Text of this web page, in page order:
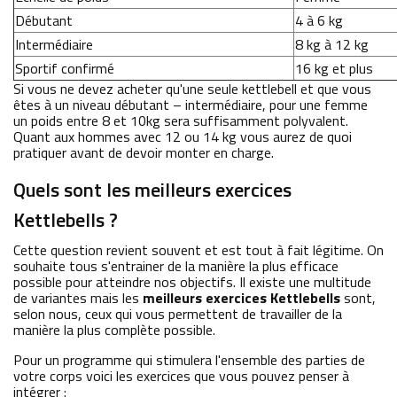
Débutant
4 à 6 kg
Intermédiaire
8 kg à 12 kg
Sportif confirmé
16 kg et plus
Si vous ne devez acheter qu'une seule kettlebell et que vous
êtes à un niveau débutant – intermédiaire, pour une femme
un poids entre 8 et 10kg sera suffisamment polyvalent.
Quant aux hommes avec 12 ou 14 kg vous aurez de quoi
pratiquer avant de devoir monter en charge.
Quels sont les meilleurs exercices
Kettlebells ?
Cette question revient souvent et est tout à fait légitime. On
souhaite tous s'entrainer de la manière la plus efficace
possible pour atteindre nos objectifs. Il existe une multitude
de variantes mais les meilleurs exercices Kettlebellssont,
selon nous, ceux qui vous permettent de travailler de la
manière la plus complète possible.
Pour un programme qui stimulera l'ensemble des parties de
votre corps voici les exercices que vous pouvez penser à
intégrer :